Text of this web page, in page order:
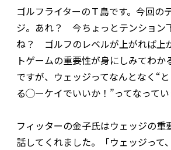
ゴルフライターのＴ島です。今回の
ジ。あれ？ 今ちょっとテンション
ね？ ゴルフのレベルが上がれば上
トゲームの重要性が身にしみてわか
ですが、ウェッジってなんとなく“
る◯ーケイでいいか！”ってなってい
フィッターの金子氏はウェッジの重
話してくれました。「ウェッジって